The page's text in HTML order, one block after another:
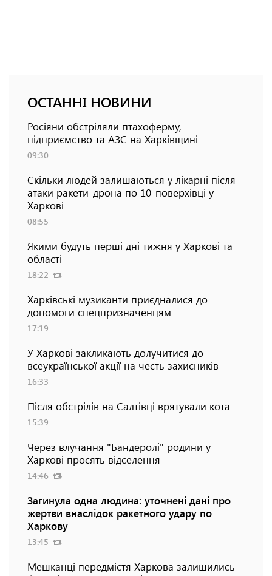
ОСТАННІ НОВИНИ
Росіяни обстріляли птахоферму,
підприємство та АЗС на Харківщині
09:30
Скільки людей залишаються у лікарні після
атаки ракети-дрона по 10-поверхівці у
Харкові
08:55
Якими будуть перші дні тижня у Харкові та
області
18:22
Харківські музиканти приєдналися до
допомоги спецпризначенцям
17:19
У Харкові закликають долучитися до
всеукраїнської акції на честь захисників
16:33
Після обстрілів на Салтівці врятували кота
15:39
Через влучання "Бандеролі" родини у
Харкові просять відселення
14:46
Загинула одна людина: уточнені дані про
жертви внаслідок ракетного удару по
Харкову
13:45
Мешканці передмістя Харкова залишились